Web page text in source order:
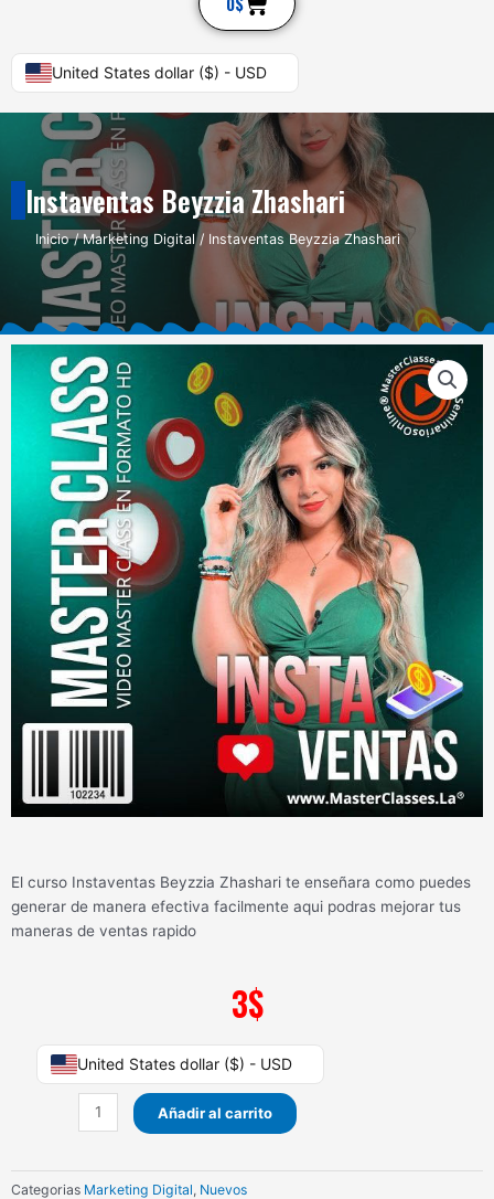
United States dollar ($) - USD
Instaventas Beyzzia Zhashari
Inicio/Marketing Digital/ Instaventas Beyzzia Zhashari
El curso Instaventas Beyzzia Zhashari te enseñara como puedes
generar de manera efectiva facilmente aqui podras mejorar tus
maneras de ventas rapido
3$
United States dollar ($) - USD
Instaventas
Beyzzia
Zhashari
cantidad
Añadir al carrito
Categorias Marketing Digital, Nuevos